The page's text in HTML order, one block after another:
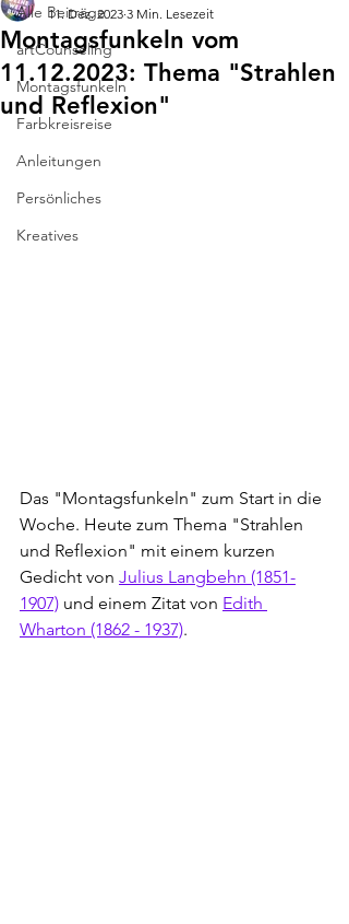
Alle Beiträge
artCounseling
Montagsfunkeln
Farbkreisreise
Anleitungen
Persönliches
Kreatives
Montagsfunkeln vom
11.12.2023: Thema "Strahlen
und Reflexion"
11. Dez. 2023 3 Min. Lesezeit
Das "Montagsfunkeln" zum Start in die
Woche. Heute zum Thema "Strahlen
und Reflexion" mit einem kurzen
Gedicht von Julius Langbehn (1851-
1907) und einem Zitat von Edith
Wharton (1862 - 1937).